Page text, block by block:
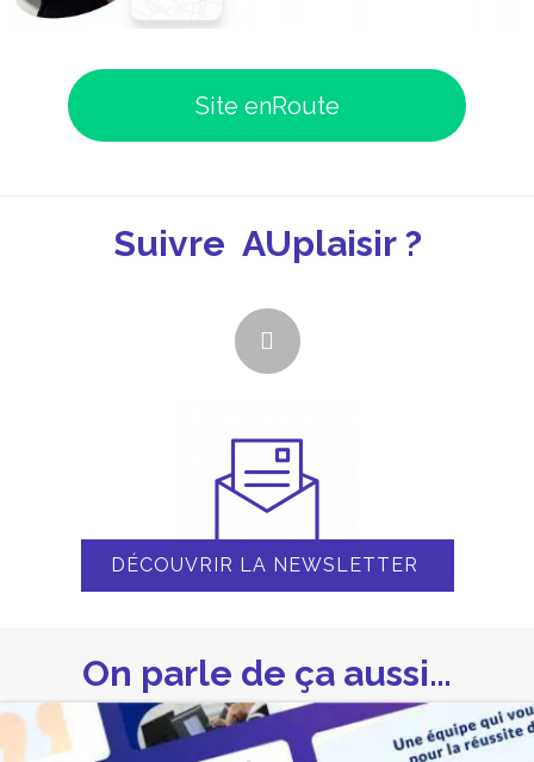
Site enRoute
Suivre AUplaisir ?
DÉCOUVRIR LA NEWSLETTER
On parle de ça aussi…